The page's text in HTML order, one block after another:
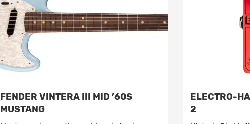
FENDER VINTERA III MID ’60S
MUSTANG
ELECTRO-
2